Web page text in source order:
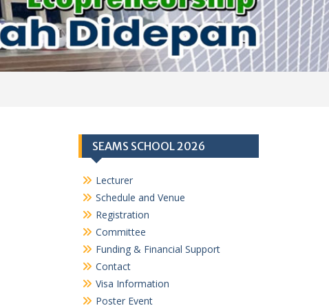
SEAMS SCHOOL 2026
Lecturer
Schedule and Venue
Registration
Committee
Funding & Financial Support
Contact
Visa Information
Poster Event